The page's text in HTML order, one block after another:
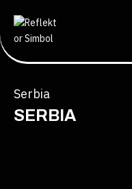
Serbia
SERBIA